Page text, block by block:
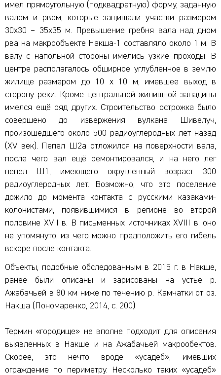
имел прямоугольную (подквадратную) форму, заданную
валом и рвом, которые защищали участки размером
30х30 – 35х35 м. Превышение гребня вала над дном
рва на макрообъекте Накша-1 составляло около 1 м. В
валу с напольной стороны имелись узкие проходы. В
центре располагалось обширное углубленное в землю
жилище размером до 10 х 10 м, имевшее выход в
сторону реки. Кроме центральной жилищной западины
имелся ещё ряд других. Строительство острожка было
совершено до извержения вулкана Шивелуч,
произошедшего около 500 радиоуглеродных лет назад
(XV век). Пепел Ш2а отложился на поверхности вала,
после чего вал ещё ремонтировался, и на него лег
пепел Ш1, имеющего округленный возраст 300
радиоуглеродных лет. Возможно, что это поселение
дожило до момента контакта с русскими казаками-
колонистами, появившимися в регионе во второй
половине XVII в. В письменных источниках XVIII в. оно
не упомянуто, из чего можно предположить его гибель
вскоре после контакта.
Объекты, подобные обследованным в 2015 г. в Накше,
ранее были описаны и зарисованы на устье р.
Ажабачьей в 80 км ниже по течению р. Камчатки от оз.
Накша (Пономаренко, 2014, с. 200).
Термин «городище» не вполне подходит для описания
выявленных в Накше и на Ажабачьей макрообектов.
Скорее, это нечто вроде «усадеб», имевших
ограждение по периметру. Несколько таких «усадеб»